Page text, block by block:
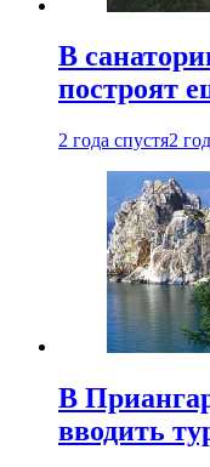
В
построят
2 года спустя2
В
вводить